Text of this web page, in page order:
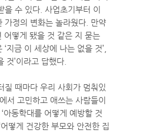
을 수 있다. 사업초기부터 이
가정의 변화는 놀라웠다. 만약
어떻게 됐을 것 같은 지 묻는
지금 이 세상에 나는 없을 것’,
것’이라고 답했다.
질 때마다 우리 사회가 멈춰있
서 고민하고 애쓰는 사람들이
아동학대를 어떻게 예방할 것
어떻게 건강한 부모와 안전한 집